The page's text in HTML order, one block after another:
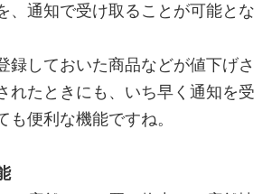
、通知で受け取ることが可能とな
録しておいた商品などが値下げさ
れたときにも、いち早く通知を受
も便利な機能ですね。